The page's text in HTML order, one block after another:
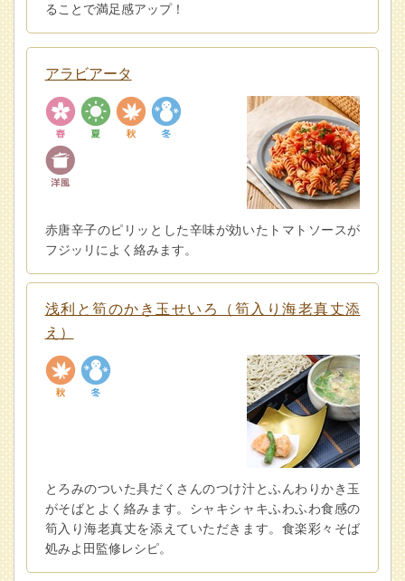
ることで満足感アップ！
アラビアータ
赤唐辛子のピリッとした辛味が効いたトマトソースが
フジッリによく絡みます。
浅利と筍のかき玉せいろ（筍入り海老真丈添
え）
とろみのついた具だくさんのつけ汁とふんわりかき玉
がそばとよく絡みます。シャキシャキふわふわ食感の
筍入り海老真丈を添えていただきます。食楽彩々そば
処みよ田監修レシピ。